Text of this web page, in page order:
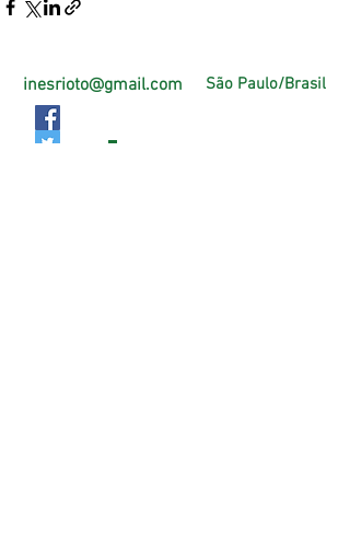
São Paulo/Brasil
inesrioto@gmail.com